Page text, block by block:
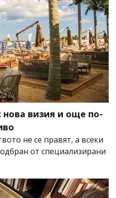
нова визия и още по-
не се правят, а всеки
от специализирани